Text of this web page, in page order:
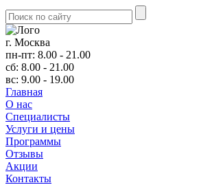
г. Москва
пн-пт: 8.00 - 21.00
сб: 8.00 - 21.00
вс: 9.00 - 19.00
Главная
О нас
Cпециалисты
Услуги и цены
Программы
Отзывы
Акции
Контакты